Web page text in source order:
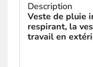
Description
Veste de pluie
respirant, la
travail en